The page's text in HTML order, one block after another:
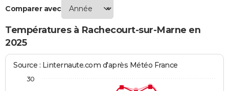
Comparer avec
Températures à Rachecourt-sur-Marne en
2025
Source : Linternaute.com d'après Météo France
30